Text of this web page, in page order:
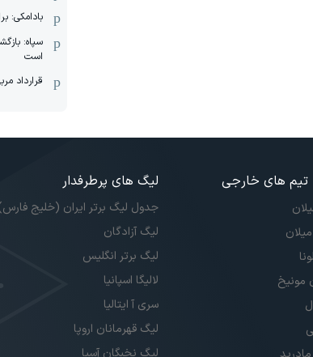
بادامکی:
سپاه:
است
قرارداد
تیم های خارجی
میلان
مونیخ
لیگ های پرطرفدار
جدول لیگ برتر ایران (خلیج
لیگ آزادگان
لیگ برتر انگلیس
لالیگا اسپانیا
سری آ ایتالیا
لیگ قهرمانان اروپا
لیگ نخبگان آسیا